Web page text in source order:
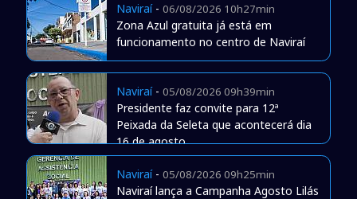
Naviraí- 06/08/2026 10h27min
Zona Azul gratuita já está em
funcionamento no centro de Naviraí
Naviraí- 05/08/2026 09h39min
Presidente faz convite para 12ª
Peixada da Seleta que acontecerá dia
16 de agosto
Naviraí- 05/08/2026 09h25min
Naviraí lança a Campanha Agosto Lilás